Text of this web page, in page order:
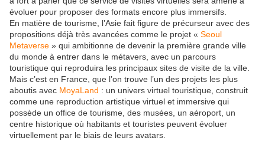
évoluer pour proposer des formats encore plus immersifs.
En matière de tourisme, l’Asie fait figure de précurseur avec des
propositions déjà très avancées comme le projet « Seoul
Metaverse » qui ambitionne de devenir la première grande ville
du monde à entrer dans le métavers, avec un parcours
touristique qui reproduira les principaux sites de visite de la ville.
Mais c’est en France, que l’on trouve l’un des projets les plus
aboutis avec MoyaLand : un univers virtuel touristique, construit
comme une reproduction artistique virtuel et immersive qui
possède un office de tourisme, des musées, un aéroport, un
centre historique où habitants et touristes peuvent évoluer
virtuellement par le biais de leurs avatars.